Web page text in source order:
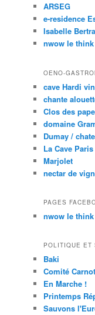
ARSEG
e-residence
Isabelle
nwow le
OENO-
cave Hardi vin
chante
Clos des
domaine
Dumay /
La Cave Paris
Marjolet
nectar de
PAGES
nwow le
POLITIQUE ET
Baki
Comité Carnot
En Marche !
Printemps
Sauvons